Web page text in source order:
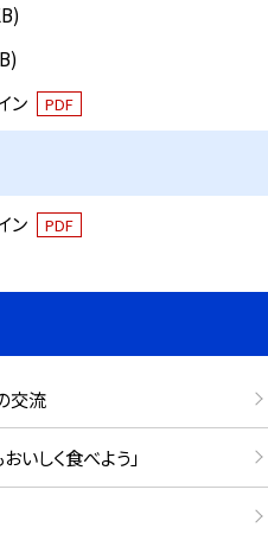
ン
PDF
ン PDF
交流
いしく食べよう」